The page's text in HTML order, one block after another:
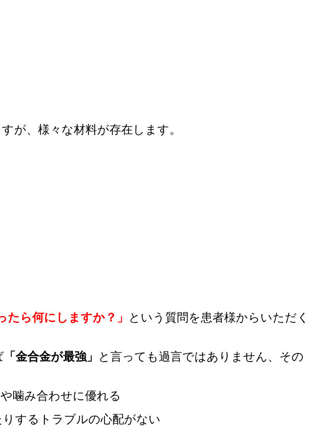
が、様々な材料が存在します。
たら何にしますか？」
という質問を患者様からいただく
「金合金が最強」
と言っても過言ではありません、その
噛み合わせに優れる
するトラブルの心配がない